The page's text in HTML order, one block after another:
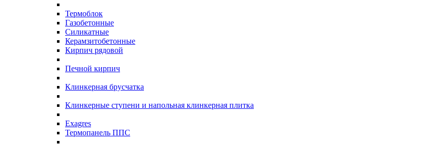
Термоблок
Газобетонные
Силикатные
Керамзитобетонные
Кирпич рядовой
Печной кирпич
Клинкерная брусчатка
Клинкерные ступени и напольная клинкерная плитка
Exagres
Термопанель ППС